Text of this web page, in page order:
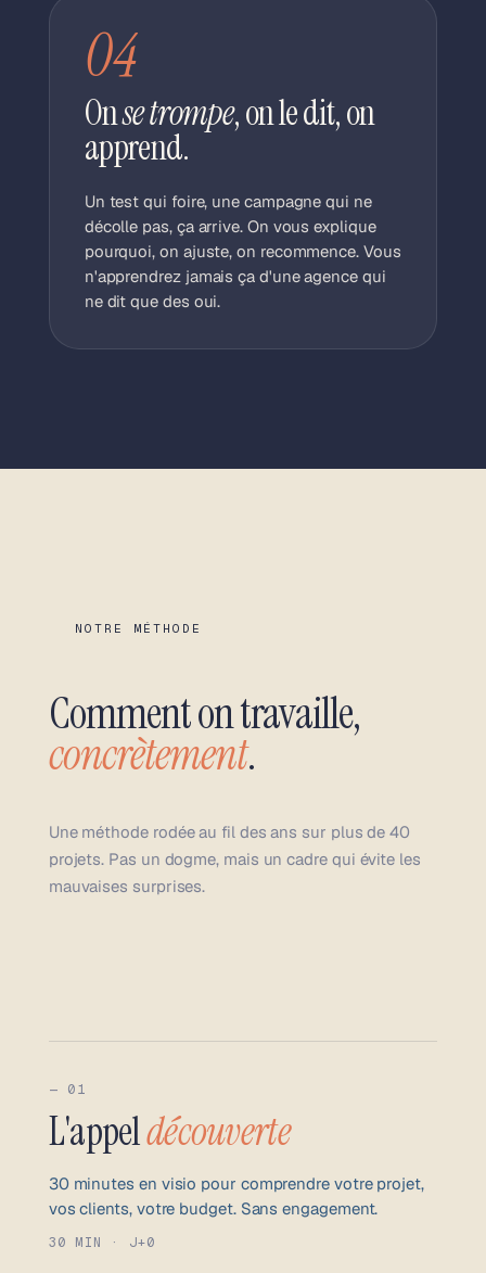
04
Onse trompe, on le dit, on
apprend.
Un test qui foire, une campagne qui ne
décolle pas, ça arrive. On vous explique
pourquoi, on ajuste, on recommence. Vous
n'apprendrez jamais ça d'une agence qui
ne dit que des oui.
NOTRE MÉTHODE
Comment on travaille,
concrètement.
Une méthode rodée au fil des ans sur plus de 40
projets. Pas un dogme, mais un cadre qui évite les
mauvaises surprises.
— 01
L'appeldécouverte
30 minutes en visio pour comprendre votre projet,
vos clients, votre budget. Sans engagement.
30 MIN · J+0